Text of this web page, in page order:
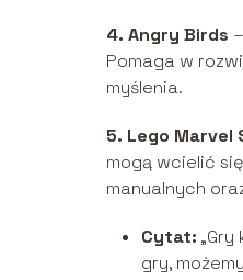
4. Angry Birds
Pomaga w
myślenia.
5. Lego Marvel
mogą wcielić
manualnych
Cytat:
gry,